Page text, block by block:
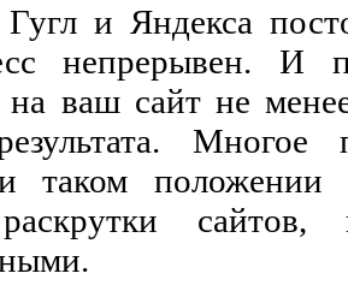
и Яндекса
непрерывен. И
на ваш сайт не
Многое
таком положении
сайтов,